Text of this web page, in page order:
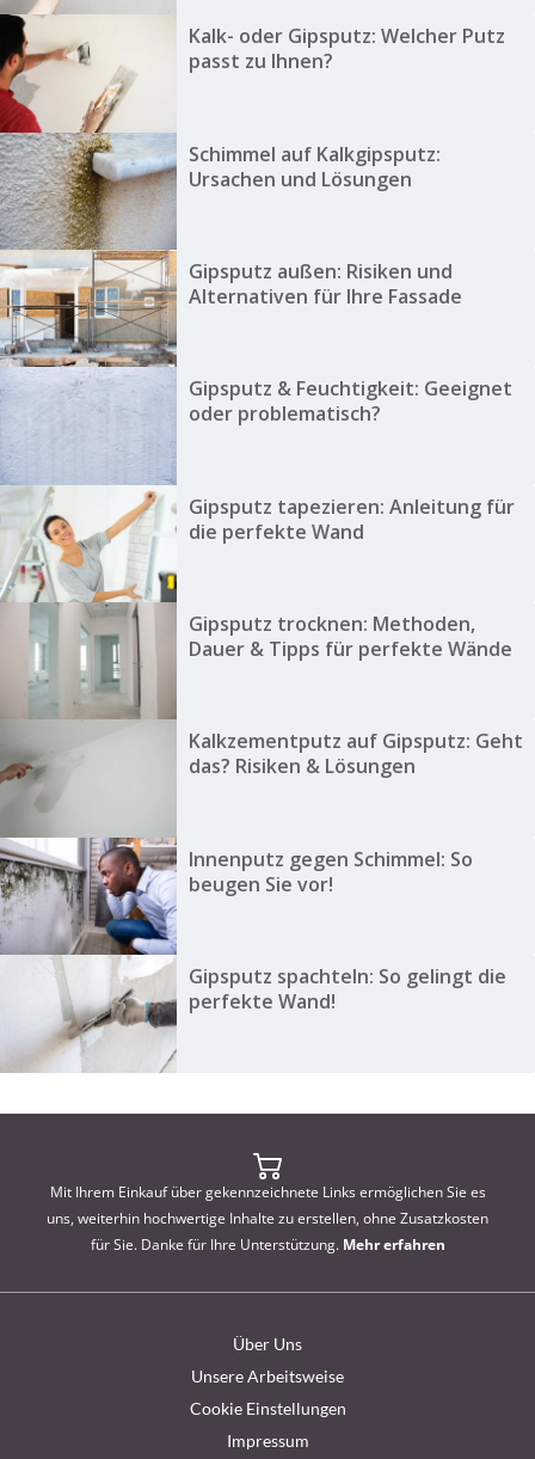
Kalk- oder Gipsputz: Welcher Putz
passt zu Ihnen?
Schimmel auf Kalkgipsputz:
Ursachen und Lösungen
Gipsputz außen: Risiken und
Alternativen für Ihre Fassade
Gipsputz & Feuchtigkeit: Geeignet
oder problematisch?
Gipsputz tapezieren: Anleitung für
die perfekte Wand
Gipsputz trocknen: Methoden,
Dauer & Tipps für perfekte Wände
Kalkzementputz auf Gipsputz: Geht
das? Risiken & Lösungen
Innenputz gegen Schimmel: So
beugen Sie vor!
Gipsputz spachteln: So gelingt die
perfekte Wand!
Mit Ihrem Einkauf über gekennzeichnete Links ermöglichen Sie es
uns, weiterhin hochwertige Inhalte zu erstellen, ohne Zusatzkosten
für Sie. Danke für Ihre Unterstützung. Mehr erfahren
Über Uns
Unsere Arbeitsweise
Cookie Einstellungen
Impressum